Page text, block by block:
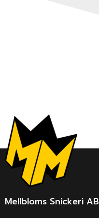
Mellbloms Snickeri AB